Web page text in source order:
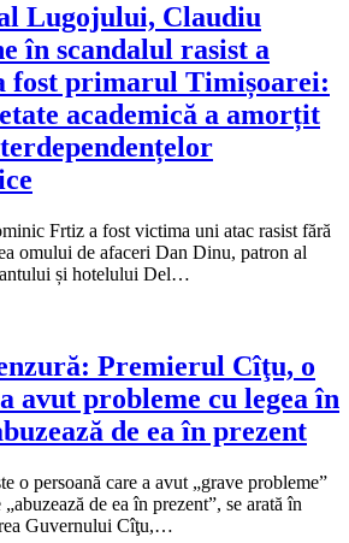
Lugojului, Claudiu
în scandalul rasist a
fost primarul Timișoarei:
academică a amorțit
Frtiz a fost victima uni atac rasist fără
omului de afaceri Dan Dinu, patron al
și hotelului Del…
Premierul Cîţu, o
avut probleme cu legea în
de ea în prezent
o persoană care a avut „grave probleme”
de ea în prezent”, se arată în
Guvernului Cîţu,…